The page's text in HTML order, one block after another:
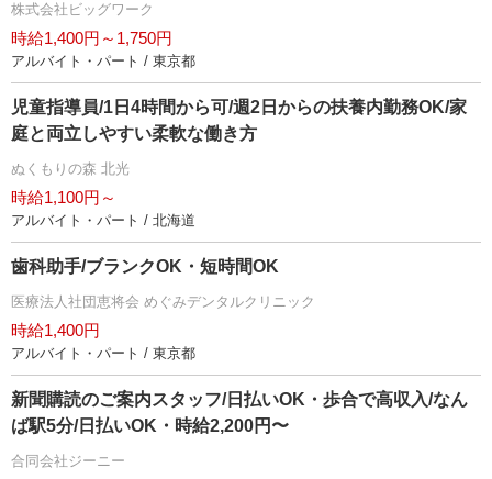
株式会社ビッグワーク
時給1,400円～1,750円
アルバイト・パート / 東京都
児童指導員/1日4時間から可/週2日からの扶養内勤務OK/家
庭と両立しやすい柔軟な働き方
ぬくもりの森 北光
時給1,100円～
アルバイト・パート / 北海道
歯科助手/ブランクOK・短時間OK
医療法人社団恵将会 めぐみデンタルクリニック
時給1,400円
アルバイト・パート / 東京都
新聞購読のご案内スタッフ/日払いOK・歩合で高収入/なん
ば駅5分/日払いOK・時給2,200円〜
合同会社ジーニー